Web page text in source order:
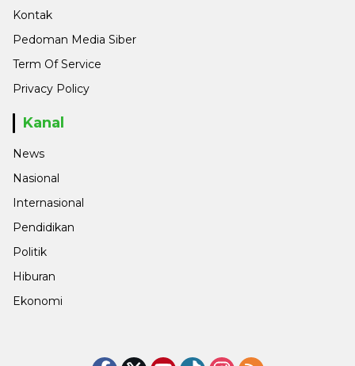
Kontak
Pedoman Media Siber
Term Of Service
Privacy Policy
Kanal
News
Nasional
Internasional
Pendidikan
Politik
Hiburan
Ekonomi